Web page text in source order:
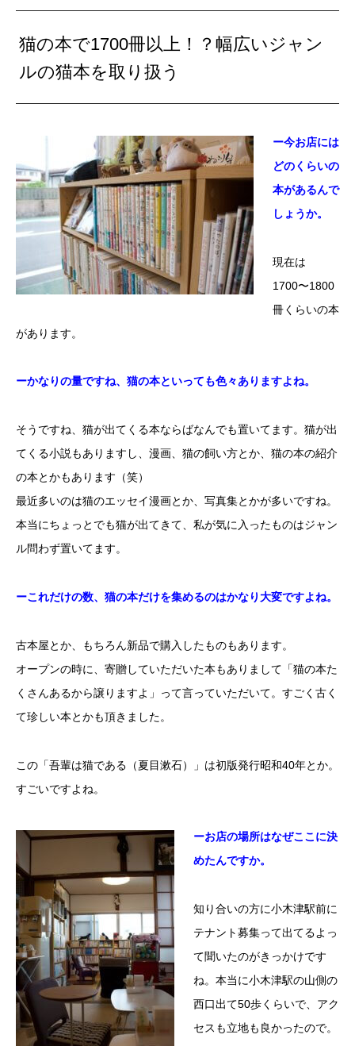
猫の本で1700冊以上！？幅広いジャン
ルの猫本を取り扱う
ー今お店には
どのくらいの
本があるんで
しょうか。
現在は
1700〜1800
冊くらいの本
があります。
ーかなりの量ですね、猫の本といっても色々ありますよね。
そうですね、猫が出てくる本ならばなんでも置いてます。猫が出
てくる小説もありますし、漫画、猫の飼い方とか、猫の本の紹介
の本とかもあります（笑）
最近多いのは猫のエッセイ漫画とか、写真集とかが多いですね。
本当にちょっとでも猫が出てきて、私が気に入ったものはジャン
ル問わず置いてます。
ーこれだけの数、猫の本だけを集めるのはかなり大変ですよね。
古本屋とか、もちろん新品で購入したものもあります。
オープンの時に、寄贈していただいた本もありまして「猫の本た
くさんあるから譲りますよ」って言っていただいて。すごく古く
て珍しい本とかも頂きました。
この「吾輩は猫である（夏目漱石）」は初版発行昭和40年とか。
すごいですよね。
ーお店の場所はなぜここに決
めたんですか。
知り合いの方に小木津駅前に
テナント募集って出てるよっ
て聞いたのがきっかけです
ね。本当に小木津駅の山側の
西口出て50歩くらいで、アク
セスも立地も良かったので。